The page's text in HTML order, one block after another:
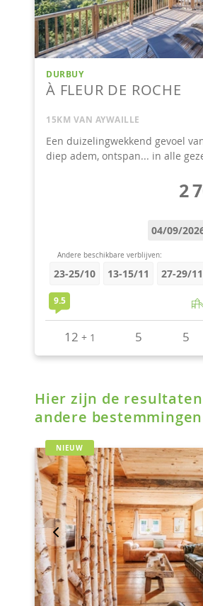
Hier zijn de
andere